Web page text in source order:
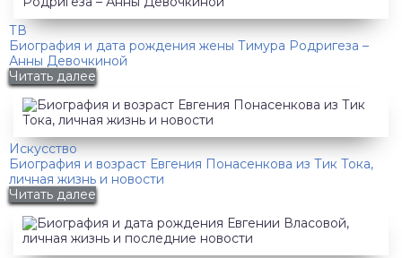
ТВ
Биография и дата рождения жены Тимура Родригеза –
Анны Девочкиной
Читать далее
Искусство
Биография и возраст Евгения Понасенкова из Тик Тока,
личная жизнь и новости
Читать далее